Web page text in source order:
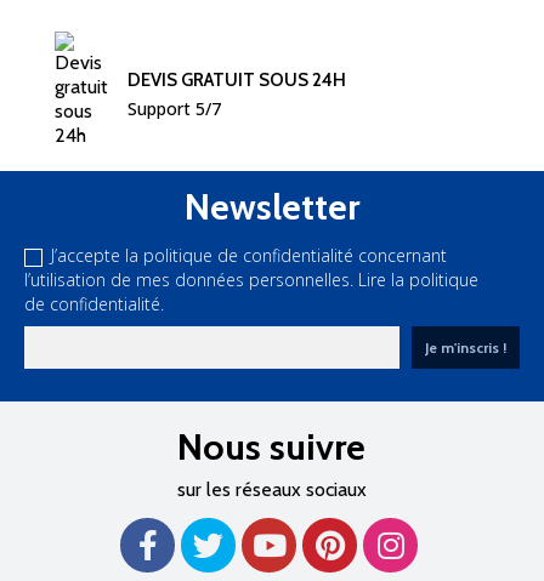
DEVIS GRATUIT SOUS 24H
Support 5/7
Newsletter
J’accepte la politique de confidentialité concernant
l’utilisation de mes données personnelles. Lire la politique
de confidentialité.
Nous suivre
sur les réseaux sociaux